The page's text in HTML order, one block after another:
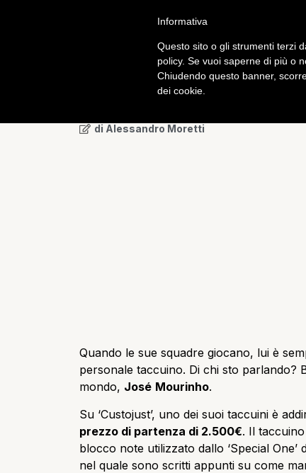
di Alessandro Moretti
Quando le sue squadre giocano, lui è
personale taccuino. Di chi sto parlando?
mondo, José Mourinho.
Su ‘Custojust’, uno dei suoi taccuini è
prezzo di partenza di 2.500€. Il
blocco note utilizzato dallo ‘Special One’
nel quale sono scritti appunti su come
Informativa
Questo sito o gli strumenti terzi
policy. Se vuoi saperne di più o
Chiudendo questo banner,
dei cookie.